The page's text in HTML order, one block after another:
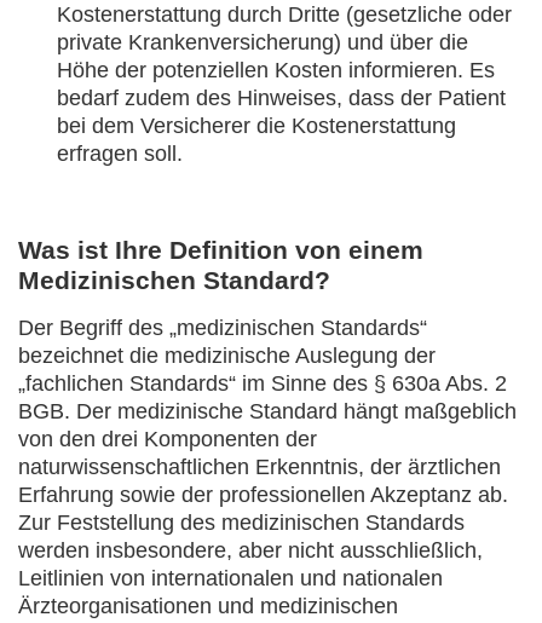
Kostenerstattung durch Dritte (gesetzliche oder
private Krankenversicherung) und über die
Höhe der potenziellen Kosten informieren. Es
bedarf zudem des Hinweises, dass der Patient
bei dem Versicherer die Kostenerstattung
erfragen soll.
Was ist Ihre Definition von einem
Medizinischen Standard?
Der Begriff des „medizinischen Standards“
bezeichnet die medizinische Auslegung der
„fachlichen Standards“ im Sinne des § 630a Abs. 2
BGB. Der medizinische Standard hängt maßgeblich
von den drei Komponenten der
naturwissenschaftlichen Erkenntnis, der ärztlichen
Erfahrung sowie der professionellen Akzeptanz ab.
Zur Feststellung des medizinischen Standards
werden insbesondere, aber nicht ausschließlich,
Leitlinien von internationalen und nationalen
Ärzteorganisationen und medizinischen